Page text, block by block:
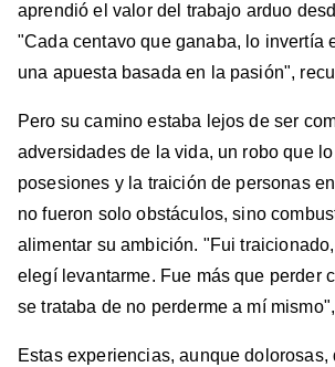
aprendió el valor del trabajo arduo
"Cada centavo que ganaba, lo invertía
una apuesta basada en la pasión",
Pero su camino estaba lejos de ser
adversidades de la vida, un robo que
posesiones y la traición de personas
no fueron solo obstáculos, sino
alimentar su ambición. "Fui
elegí levantarme. Fue más que perder
se trataba de no perderme a mí
Estas experiencias, aunque dolorosas,